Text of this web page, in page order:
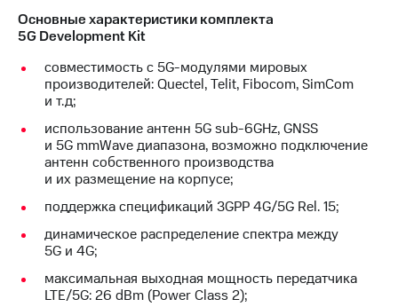
Описание
Еврооблигации-2023
о
погашении
именных
Другое
Регистратор
Реквизиты
Контакты
деловая этика
На главную
Основные характеристики комплекта
5G Development Kit
совместимость с 5G-модулями мировых
производителей: Quectel, Telit, Fibocom, SimCom
и т.д;
использование антенн 5G sub-6GHz, GNSS
и 5G mmWave диапазона, возможно подключение
антенн собственного производства
и их размещение на корпусе;
поддержка спецификаций 3GPP 4G/5G Rel. 15;
динамическое распределение спектра между
5G и 4G;
максимальная выходная мощность передатчика
LTE/5G: 26 dBm (Power Class 2);